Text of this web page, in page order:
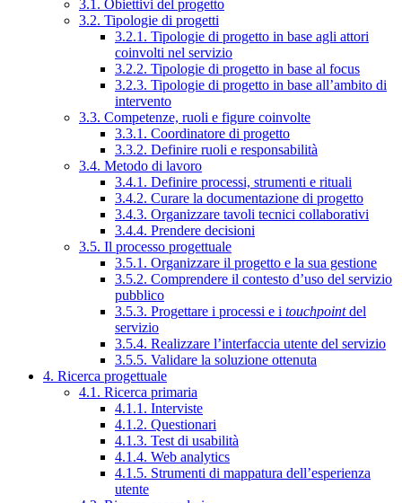
3.1. Obiettivi del progetto
3.2. Tipologie di progetti
3.2.1. Tipologie di progetto in base agli attori
coinvolti nel servizio
3.2.2. Tipologie di progetto in base al focus
3.2.3. Tipologie di progetto in base all’ambito di
intervento
3.3. Competenze, ruoli e figure coinvolte
3.3.1. Coordinatore di progetto
3.3.2. Definire ruoli e responsabilità
3.4. Metodo di lavoro
3.4.1. Definire processi, strumenti e rituali
3.4.2. Curare la documentazione di progetto
3.4.3. Organizzare tavoli tecnici collaborativi
3.4.4. Prendere decisioni
3.5. Il processo progettuale
3.5.1. Organizzare il progetto e la sua gestione
3.5.2. Comprendere il contesto d’uso del servizio
pubblico
3.5.3. Progettare i processi e i touchpointdel
servizio
3.5.4. Realizzare l’interfaccia utente del servizio
3.5.5. Validare la soluzione ottenuta
4. Ricerca progettuale
4.1. Ricerca primaria
4.1.1. Interviste
4.1.2. Questionari
4.1.3. Test di usabilità
4.1.4. Web analytics
4.1.5. Strumenti di mappatura dell’esperienza
utente